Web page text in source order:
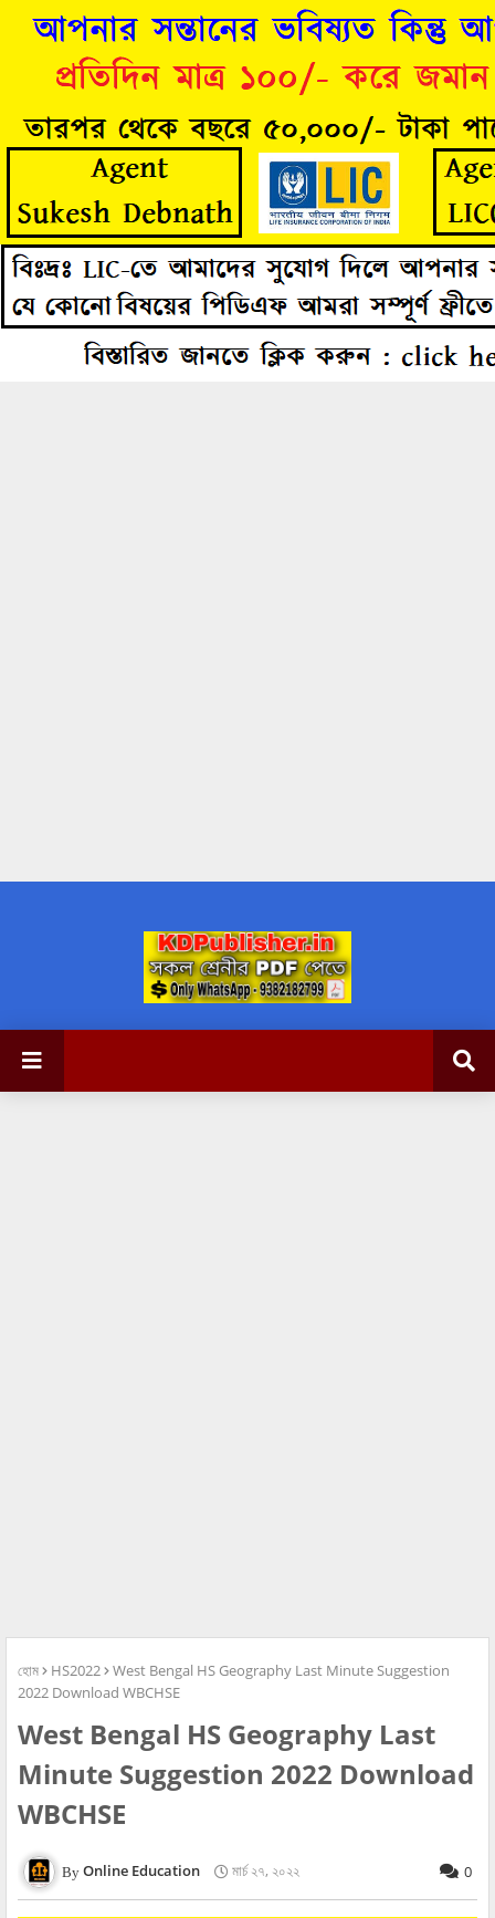
হোম HS2022
West Bengal HS Geography Last Minute Suggestion
2022 Download WBCHSE
West Bengal HS Geography Last
Minute Suggestion 2022 Download
WBCHSE
Online Education মার্চ ২৭, ২০২২ 0